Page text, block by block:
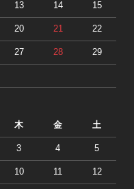
13 14 15
20 21 22
27 28 29
木 金 土
3 4 5
10 11 12